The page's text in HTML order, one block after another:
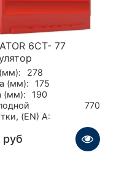
6CT- 77
278
(мм):
175
(мм):
190
(EN) А:
770
руб